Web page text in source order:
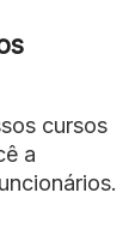
cursos
a